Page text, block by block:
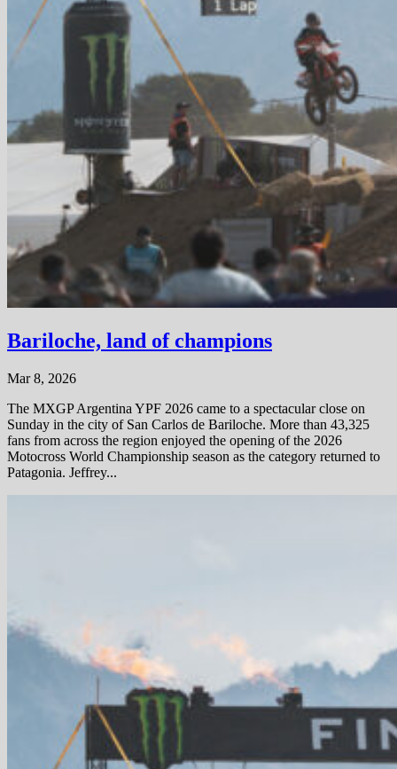
Bariloche, land of champions
Mar 8, 2026
The MXGP Argentina YPF 2026 came to a spectacular close on
Sunday in the city of San Carlos de Bariloche. More than 43,325
fans from across the region enjoyed the opening of the 2026
Motocross World Championship season as the category returned to
Patagonia. Jeffrey...